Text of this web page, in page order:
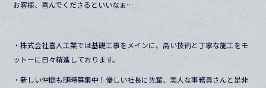
お客様、喜んでくださるといいなぁ…
・株式会社喜人工業では基礎工事をメインに、高い技術と丁寧な施工をモ
ットーに日々精進しております。
・新しい仲間も随時募集中！優しい社長に先輩、美人な事務員さんと是非